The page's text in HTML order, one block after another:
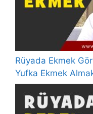
Rüyada Ekmek
Yufka Ekmek